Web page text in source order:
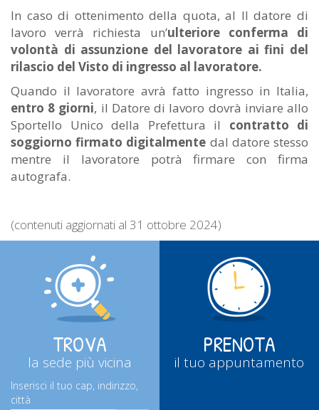
In caso di ottenimento della quota, al Il datore di
lavoro verrà richiesta un’ulteriore conferma di
volontà di assunzione del lavoratore ai fini del
rilascio del Visto di ingresso al lavoratore.
Quando il lavoratore avrà fatto ingresso in Italia,
entro 8 giorni, il Datore di lavoro dovrà inviare allo
Sportello Unico della Prefettura il contratto di
soggiorno firmato digitalmente dal datore stesso
mentre il lavoratore potrà firmare con firma
autografa.
(contenuti aggiornati al 31 ottobre 2024)
TROVA
la sede più vicina
Inserisci il tuo cap, indirizzo,
città
PRENOTA
il tuo appuntamento